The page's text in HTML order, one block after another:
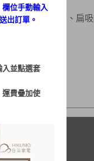
電底座、加長管、扁
欄位手動輸入
出訂單。
入並點選套
運費疊加使